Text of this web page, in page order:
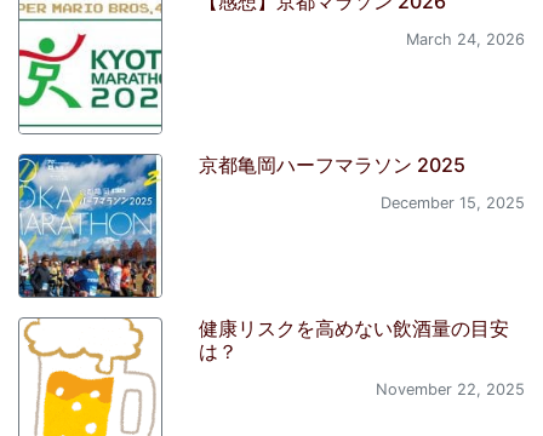
March 24, 2026
京都亀岡ハーフマラソン 2025
December 15, 2025
健康リスクを高めない飲酒量の目安
は？
November 22, 2025